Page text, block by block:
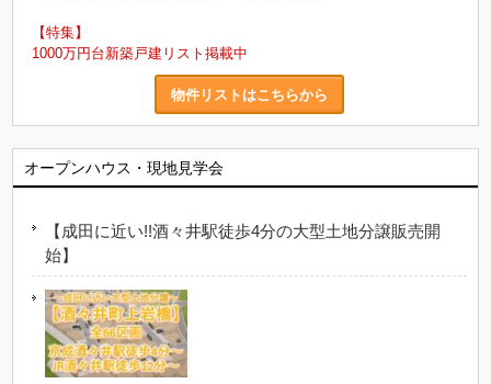
【特集】
1000万円台新築戸建リスト掲載中
物件リストはこちらから
オープンハウス・現地見学会
【成田に近い!!酒々井駅徒歩4分の大型土地分譲販売開
始】